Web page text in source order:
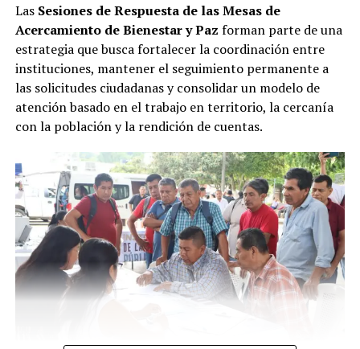
Las Sesiones de Respuesta de las Mesas de
Acercamiento de Bienestar y Paz forman parte de una
estrategia que busca fortalecer la coordinación entre
instituciones, mantener el seguimiento permanente a
las solicitudes ciudadanas y consolidar un modelo de
atención basado en el trabajo en territorio, la cercanía
con la población y la rendición de cuentas.